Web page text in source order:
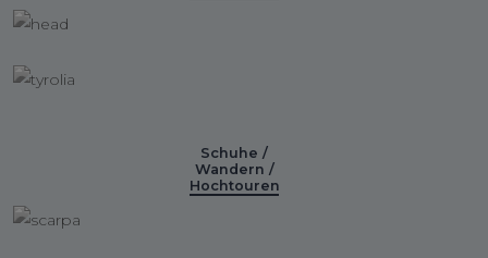
Schuhe /
Wandern /
Hochtouren